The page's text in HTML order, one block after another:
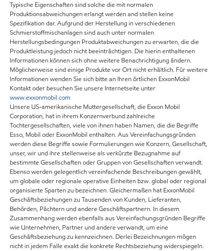
Typische Eigenschaften sind solche die mit normalen
Produktionsabweichungen erlangt werden and stellen keine
Spezifikation dar. Aufgrund der Herstellung in verschiedenen
Schmierstoffmischanlagen sind auch unter normalen
Herstellungsbedingungen Produktabweichungen zu erwarten, die die
Produktleistung jedoch nicht beeinträchtigen. Die hierin enthaltenen
Informationen können sich ohne weitere Benachrichtigung ändern.
Möglicherweise sind einige Produkte vor Ort nicht erhältlich. Für weitere
Informationen wenden Sie sich bitte an Ihren örtlichen ExxonMobil
Kontakt oder besuchen Sie unsere Internetseite unter
www.exxonmobil.com
Unsere US-amerikanische Muttergesellschaft, die Exxon Mobil
Corporation, hat in ihrem Konzernverbund zahlreiche
Tochtergesellschaften, viele von ihnen haben Namen, die die Begriffe
Esso, Mobil oder ExxonMobil enthalten. Aus Vereinfachungsgründen
werden diese Begriffe sowie Formulierungen wie Konzern, Gesellschaft,
unser, wir und ihre stellenweise als verkürzte Bezugnahme auf
bestimmte Gesellschaften oder Gruppen von Gesellschaften verwandt.
Ebenso werden gelegentlich vereinfachende Beschreibungen gewählt,
um globale oder regionale operative Einheiten bzw. global oder regional
organisierte Sparten zu bezeichnen. Gleichermaßen hat ExxonMobil
Geschäftsbeziehungen zu Tausenden von Kunden, Lieferanten,
Behörden, Pächtern und andere Geschäftspartnern. In diesem
Zusammenhang werden ebenfalls aus Vereinfachungsgründen Begriffe
wie Unternehmen, Partner und andere verwandt, um eine
Geschäftsbeziehung zu kennzeichnen. Derlei Bezeichnungen mögen
nicht in jedem Falle exakt die konkrete Rechtsbeziehung widerspiegeln.